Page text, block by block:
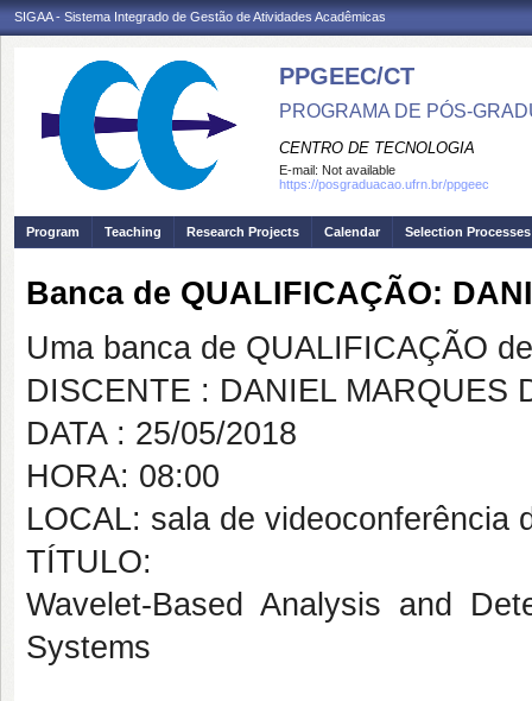
SIGAA - Sistema Integrado de Gestão de Atividades Acadêmicas
PPGEEC/CT
PROGRAMA DE PÓS-
CENTRO DE TECNOLOGIA
E-mail: Not available
https://posgraduacao.ufrn.br/ppgeec
Program Teaching Research Projects Calendar Selection Processes
Banca de QUALIFICAÇÃO:
Uma banca de QUALIFICAÇÃO
DISCENTE : DANIEL MARQUES
DATA : 25/05/2018
HORA: 08:00
LOCAL: sala de videoconferência
TÍTULO:
Wavelet-Based Analysis and
Systems